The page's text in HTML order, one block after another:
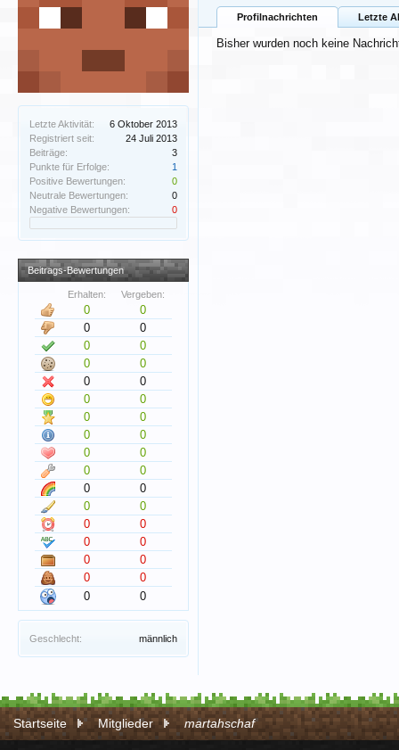
Letzte Aktivität:
6 Oktober 2013
Registriert seit:
24 Juli 2013
Beiträge:
3
Punkte für Erfolge:
1
Positive Bewertungen:
0
Neutrale Bewertungen:
0
Negative Bewertungen:
0
Beitrags-Bewertungen
Erhalten: Vergeben:
0
0
0
0
0
0
0
0
0
0
0
0
0
0
0
0
0
0
0
0
0
0
0
0
0
0
0
0
0
0
0
0
0
0
Geschlecht: männlich
Profilnachrichten Letzte
Bisher wurden noch keine
Startseite Mitglieder martahschaf